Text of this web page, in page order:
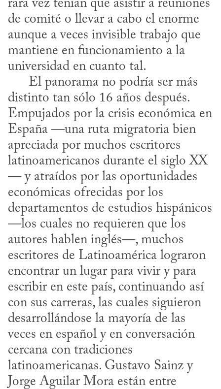
rara vez tenían que asistir a reuniones
de comité o llevar a cabo el enorme
aunque a veces invisible trabajo que
mantiene en funcionamiento a la
universidad en cuanto tal.
distinto tan sólo 16 años después.
Empujados por la crisis económica en
España —una ruta migratoria bien
apreciada por muchos escritores
latinoamericanos durante el siglo XX
— y atraídos por las oportunidades
económicas ofrecidas por los
departamentos de estudios hispánicos
—los cuales no requieren que los
autores hablen inglés—, muchos
escritores de Latinoamérica lograron
encontrar un lugar para vivir y para
escribir en este país, continuando así
con sus carreras, las cuales siguieron
desarrollándose la mayoría de las
veces en español y en conversación
cercana con tradiciones
latinoamericanas. Gustavo Sainz y
Jorge Aguilar Mora están entre